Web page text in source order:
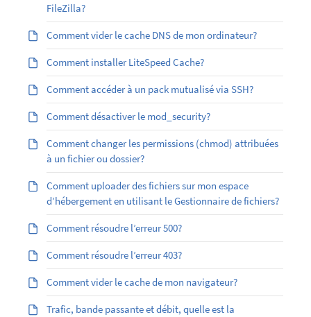
FileZilla?
Comment vider le cache DNS de mon ordinateur?
Comment installer LiteSpeed Cache?
Comment accéder à un pack mutualisé via SSH?
Comment désactiver le mod_security?
Comment changer les permissions (chmod) attribuées
à un fichier ou dossier?
Comment uploader des fichiers sur mon espace
d’hébergement en utilisant le Gestionnaire de fichiers?
Comment résoudre l’erreur 500?
Comment résoudre l’erreur 403?
Comment vider le cache de mon navigateur?
Trafic, bande passante et débit, quelle est la